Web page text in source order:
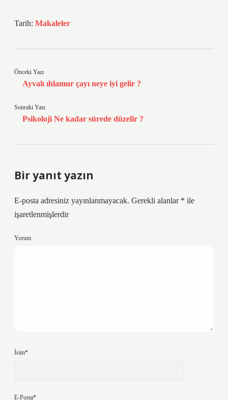
Tarih: Makaleler
Önceki Yazı
Ayvalı ıhlamur çayı neye iyi gelir ?
Sonraki Yazı
Psikoloji Ne kadar sürede düzelir ?
Bir yanıt yazın
E-posta adresiniz yayınlanmayacak. Gerekli alanlar * ile
işaretlenmişlerdir
Yorum
İsim*
E-Posta*